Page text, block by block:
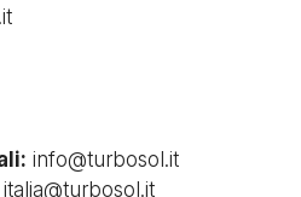
info@turbosol.it
italia@turbosol.it